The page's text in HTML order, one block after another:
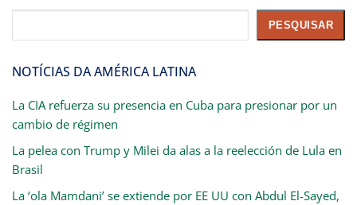
PESQUISAR
NOTÍCIAS DA AMÉRICA LATINA
La CIA refuerza su presencia en Cuba para presionar por un
cambio de régimen
La pelea con Trump y Milei da alas a la reelección de Lula en
Brasil
La ‘ola Mamdani’ se extiende por EE UU con Abdul El-Sayed,